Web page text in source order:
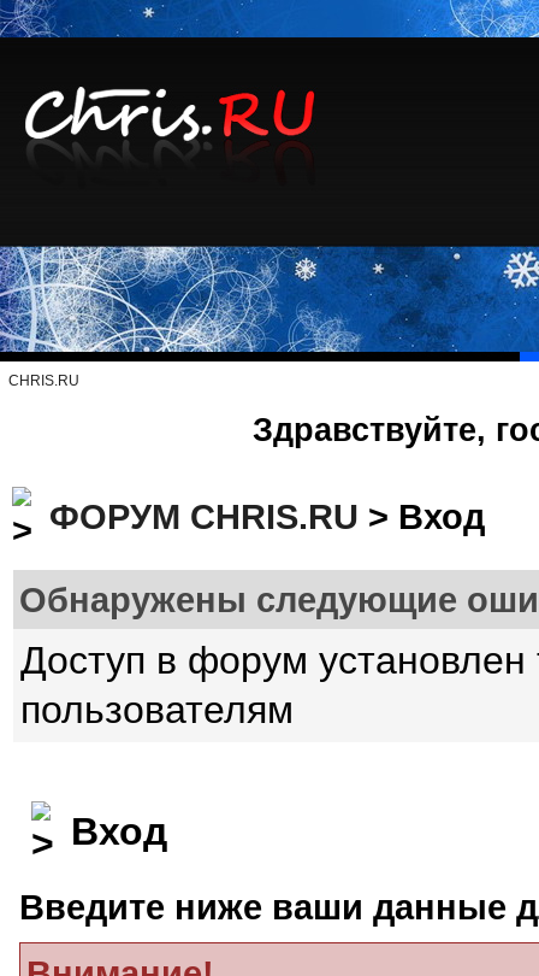
CHRIS.RU
Здравствуйте,
ФОРУМ CHRIS.RU > Вход
Обнаружены следующие
Доступ в форум
пользователям
Вход
Введите ниже ваши данные